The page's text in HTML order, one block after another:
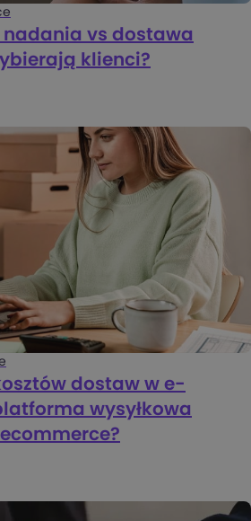
nadania vs dostawa
klienci?
dostaw w e-
wysyłkowa